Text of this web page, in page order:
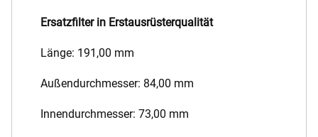
Ersatzfilter in Erstausrüsterqualität
Länge: 191,00 mm
Außendurchmesser: 84,00 mm
Innendurchmesser: 73,00 mm